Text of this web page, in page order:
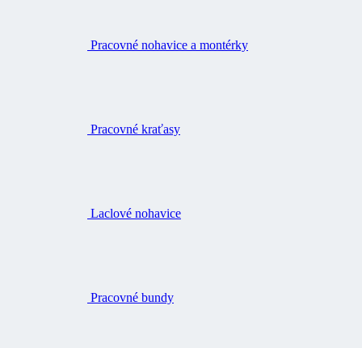
Pracovné nohavice a montérky
Pracovné kraťasy
Laclové nohavice
Pracovné bundy